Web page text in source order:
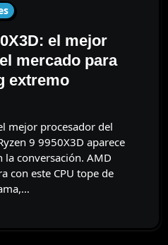
el mejor
mercado para
extremo
9 9950X3D aparece
la conversación. AMD
con este CPU tope de